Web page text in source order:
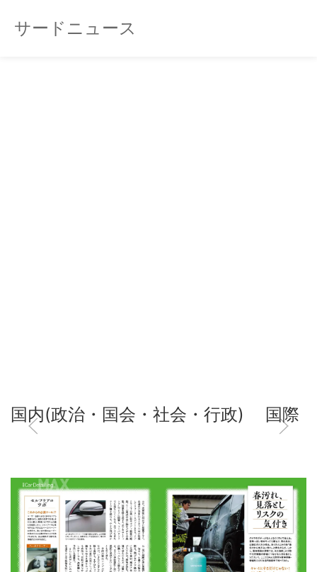
サードニュース
国内(政治・国会・社会・行政) 国際